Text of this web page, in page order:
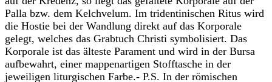
Palla bzw. dem Kelchvelum. Im tridentinischen Ritus wird
die Hostie bei der Wandlung direkt auf das Korporale
gelegt, welches das Grabtuch Christi symbolisiert. Das
Korporale ist das älteste Parament und wird in der Bursa
aufbewahrt, einer mappenartigen Stofftasche in der
jeweiligen liturgischen Farbe.- P.S. In der römischen